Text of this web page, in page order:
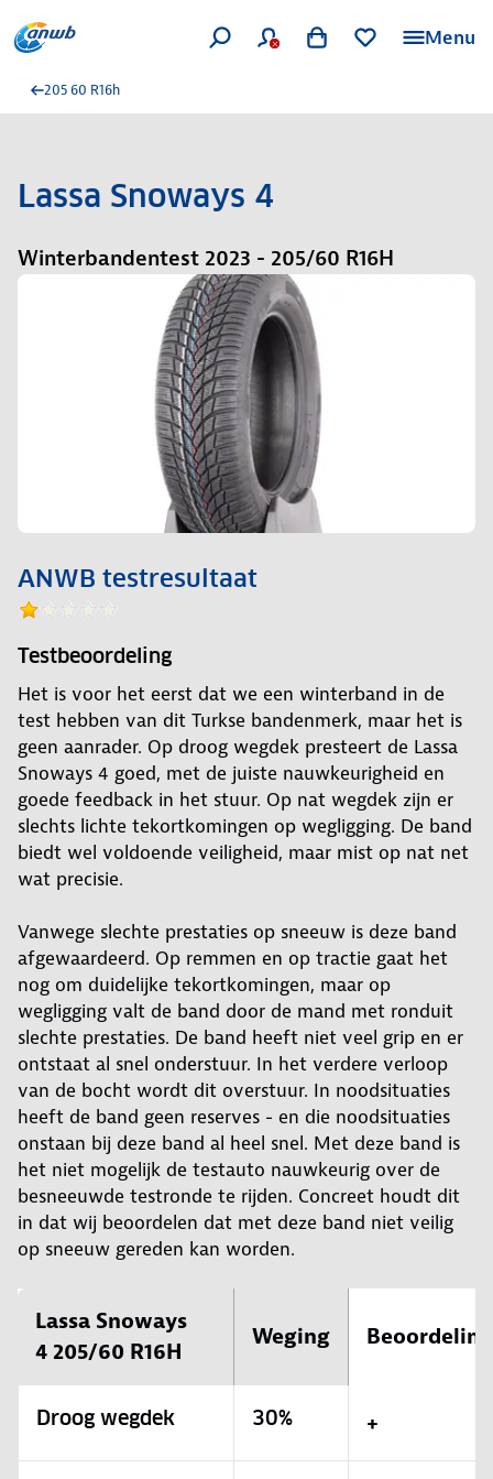
Menu
205 60 R16h
Lassa Snoways 4
Winterbandentest 2023 - 205/60 R16H
ANWB testresultaat
Testbeoordeling
Het is voor het eerst dat we een winterband in de
test hebben van dit Turkse bandenmerk, maar het is
geen aanrader. Op droog wegdek presteert de Lassa
Snoways 4 goed, met de juiste nauwkeurigheid en
goede feedback in het stuur. Op nat wegdek zijn er
slechts lichte tekortkomingen op wegligging. De band
biedt wel voldoende veiligheid, maar mist op nat net
wat precisie.
Vanwege slechte prestaties op sneeuw is deze band
afgewaardeerd. Op remmen en op tractie gaat het
nog om duidelijke tekortkomingen, maar op
wegligging valt de band door de mand met ronduit
slechte prestaties. De band heeft niet veel grip en er
ontstaat al snel onderstuur. In het verdere verloop
van de bocht wordt dit overstuur. In noodsituaties
heeft de band geen reserves - en die noodsituaties
onstaan bij deze band al heel snel. Met deze band is
het niet mogelijk de testauto nauwkeurig over de
besneeuwde testronde te rijden. Concreet houdt dit
in dat wij beoordelen dat met deze band niet veilig
op sneeuw gereden kan worden.
Lassa Snoways
4 205/60 R16H
Weging Beoordeling
Droog wegdek 30% +